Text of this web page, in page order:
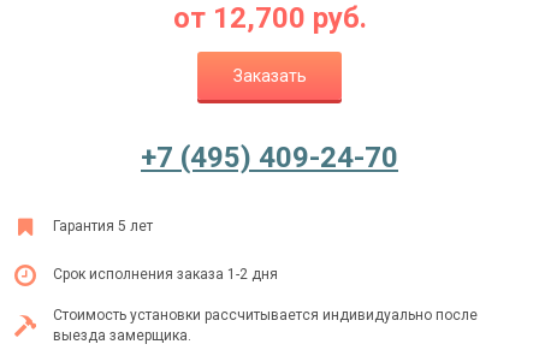
Ежедневно с 08:00 до 24:00
от 12,700 руб.
Заказать
+7 (495) 409-24-70
Гарантия 5 лет
Срок исполнения заказа 1-2 дня
Стоимость установки рассчитывается индивидуально после
выезда замерщика.